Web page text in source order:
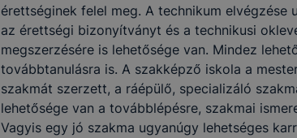
érettséginek felel meg. A technikum
az érettségi bizonyítványt és a technikusi
megszerzésére is lehetősége van. Mindez
továbbtanulásra is. A szakképző iskola a
szakmát szerzett, a ráépülő, specializáló
lehetősége van a továbblépésre, szakmai
Vagyis egy jó szakma ugyanúgy lehetséges